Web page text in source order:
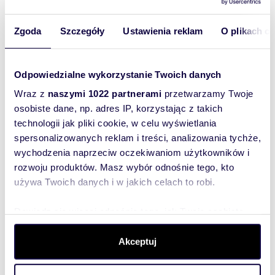
Zgoda Szczegóły Ustawienia reklam O plikach
Odpowiedzialne wykorzystanie Twoich danych
Wraz z naszymi 1022 partnerami przetwarzamy Twoje
osobiste dane, np. adres IP, korzystając z takich
technologii jak pliki cookie, w celu wyświetlania
spersonalizowanych reklam i treści, analizowania tychże,
wychodzenia naprzeciw oczekiwaniom użytkowników i
rozwoju produktów. Masz wybór odnośnie tego, kto
używa Twoich danych i w jakich celach to robi.
dane są przetwarzane oraz ustaw własne preferencje w
. W Deklaracji plików cookie możesz
zmienić lub wycofać swoją zgodę w dowolnej chwili.
Akceptuj
Chcę otrzymywać
informacje o
promocjach i
usługach.